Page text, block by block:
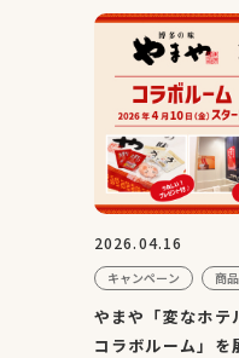
2026.04.16
キャンペーン 商品
やまや「変なホテ
コラボルーム」を